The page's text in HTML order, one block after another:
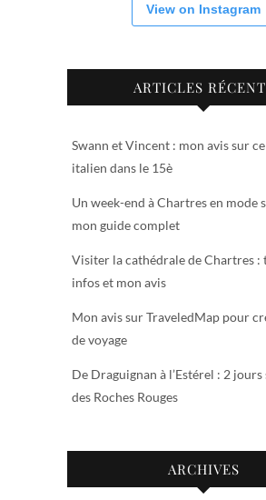
View on Instagram
ARTICLES
Swann et Vincent : mon avis sur
italien dans le 15è
Un week-end à Chartres en mode
mon guide complet
Visiter la cathédrale de Chartres :
infos et mon avis
Mon avis sur TraveledMap pour
de voyage
De Draguignan à l’Estérel : 2
des Roches Rouges
ARCHIVES